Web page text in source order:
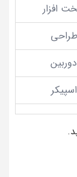
افزار
طراحی
دوربین
اسپیکر